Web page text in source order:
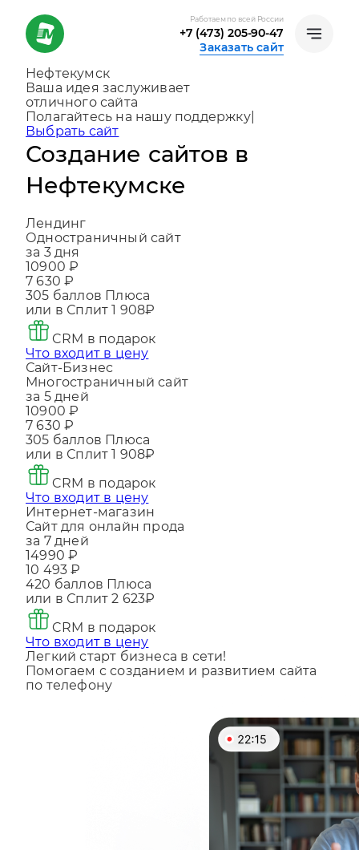
Работаем по всей России
+7 (473) 205-90-47
Заказать сайт
Нефтекумск
Ваша идея заслуживает
отличного сайта
Создаем, консультируем и помогаем
развиват |
Выбрать сайт
Создание сайтов в
Нефтекумске
Лендинг
Одностраничный сайт
за 3 дня
10900 ₽
7 630 ₽
305баллов Плюса
или в Сплит
CRM в подарок
Что входит в цену
Сайт-Бизнес
Многостраничный сайт
за 5 дней
10900 ₽
7 630 ₽
305баллов Плюса
или в Сплит
CRM в подарок
Что входит в цену
Интернет-магазин
Сайт для онлайн прода
за 7 дней
14990 ₽
10 493 ₽
420 баллов Плюса
или в Сплит
CRM в подарок
Что входит в цену
Легкий старт бизнеса в сети!
Помогаем с созданием и развитием сайта